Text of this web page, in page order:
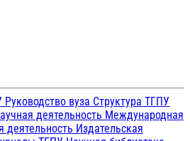
Руководство вуза Структура ТГПУ
деятельность Международная
деятельность Издательская